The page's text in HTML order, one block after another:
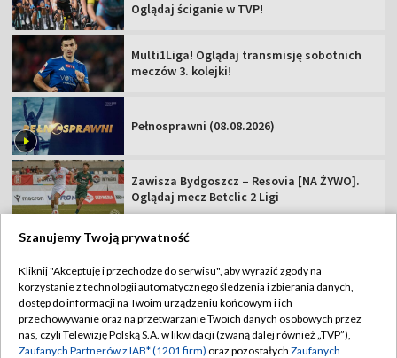
Oglądaj ściganie w TVP!
Multi1Liga! Oglądaj transmisję sobotnich
meczów 3. kolejki!
Pełnosprawni (08.08.2026)
Zawisza Bydgoszcz – Resovia [NA ŻYWO].
Oglądaj mecz Betclic 2 Ligi
TVP
Abonament TVP
Sklep TVP
Regulamin TVP
Polityka prywatności
Szanujemy Twoją prywatność
Kliknij "Akceptuję i przechodzę do serwisu", aby wyrazić zgody na
korzystanie z technologii automatycznego śledzenia i zbierania danych,
dostęp do informacji na Twoim urządzeniu końcowym i ich
przechowywanie oraz na przetwarzanie Twoich danych osobowych przez
nas, czyli Telewizję Polską S.A. w likwidacji (zwaną dalej również „TVP”),
Zaufanych Partnerów z IAB* (1201 firm) oraz pozostałych Zaufanych